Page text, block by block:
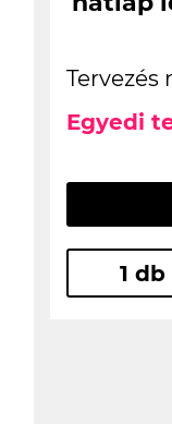
Tervezés
Egyedi
1 db